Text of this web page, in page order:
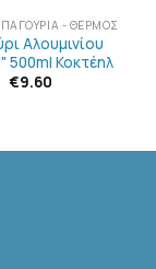
- ΘΕΡΜΌΣ
Αλουμινίου
500ml Κοκτέηλ
€9.60